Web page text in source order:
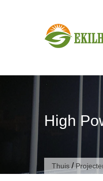
High
Thuis /